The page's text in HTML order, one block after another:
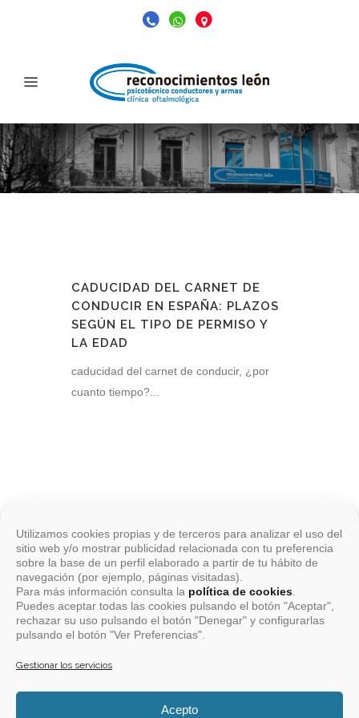
Utilizamos cookies propias y de terceros para analizar el uso del
sitio web y/o mostrar publicidad relacionada con tu preferencia
sobre la base de un perfil elaborado a partir de tu hábito de
navegación (por ejemplo, páginas visitadas).
Para más información consulta la política de cookies
Puedes aceptar todas las cookies pulsando el botón "Aceptar",
rechazar su uso pulsando el botón "Denegar" y configurarlas
pulsando el botón "Ver Preferencias".
Gestionar los servicios
Acepto
CADUCIDAD DEL CARNET DE
CONDUCIR EN ESPAÑA: PLAZOS
SEGÚN EL TIPO DE PERMISO Y
LA EDAD
caducidad del carnet de conducir, ¿por
cuanto tiempo?...
Sobre Cookies